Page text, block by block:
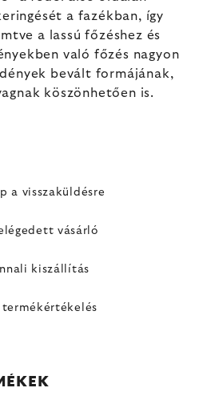
a fazékban, így
a lassú főzéshez és
való főzés nagyon
bevált formájának,
köszönhetően is.
a visszaküldésre
vásárló
kiszállítás
termékértékelés